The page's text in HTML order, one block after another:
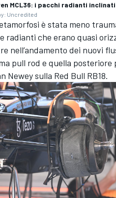
MCL36: i pacchi radianti
Uncredited
è stata meno
radianti che erano quasi
nell’andamento dei nuovi
pull rod e quella
Newey sulla Red Bull RB18.